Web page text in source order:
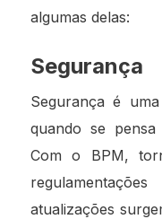
algumas delas:
Segurança
Segurança é
quando se
Com o BPM,
atualizações